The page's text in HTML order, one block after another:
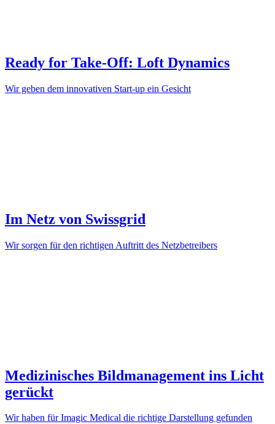
Ready for Take-Off: Loft Dynamics
Wir geben dem innovativen Start-up ein Gesicht
Im Netz von Swissgrid
Wir sorgen für den richtigen Auftritt des Netzbetreibers
Medizinisches Bildmanagement ins Licht
gerückt
Wir haben für Imagic Medical die richtige Darstellung gefunden